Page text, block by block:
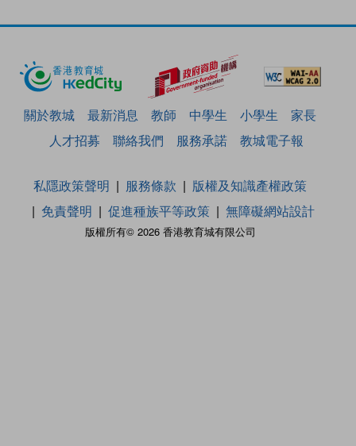
關於教城 最新消息 教師 中學生 小學生
家長
人才招募
聯絡我們 服務承諾 教城電子報
版權所有© 2026 香港教育城有限公司
私隱政策聲明 服務條款
版權及知識產權政策
免責聲明
促進種族平等政策 無障礙網站設計